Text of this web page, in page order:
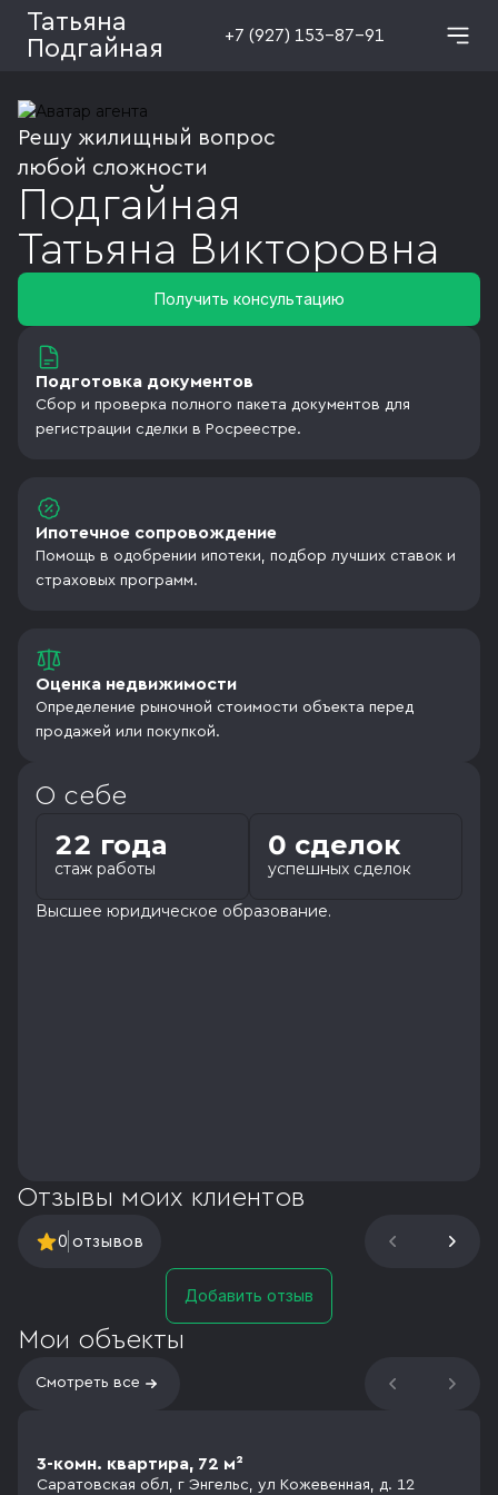
Татьяна
Подгайная
+7 (927) 153-87-91
Решу жилищный вопрос
любой сложности
Подгайная
Татьяна Викторовна
Получить консультацию
Подготовка документов
Сбор и проверка полного пакета документов для
регистрации сделки в Росреестре.
Ипотечное сопровождение
Помощь в одобрении ипотеки, подбор лучших ставок и
страховых программ.
Оценка недвижимости
Определение рыночной стоимости объекта перед
продажей или покупкой.
О себе
стаж работы
22 года
успешных сделок
0 сделок
Высшее юридическое образование.
Отзывы моих клиентов
0 отзывов
Добавить отзыв
Мои объекты
Смотреть все
3-комн. квартира, 72 м²
Саратовская обл, г Энгельс, ул Кожевенная, д. 12